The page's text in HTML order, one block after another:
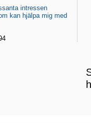
intressen
kan hjälpa mig med